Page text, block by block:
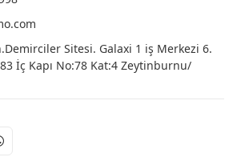
Sitesi. Galaxi 1 iş Merkezi 6.
İç Kapı No:78 Kat:4 Zeytinburnu/